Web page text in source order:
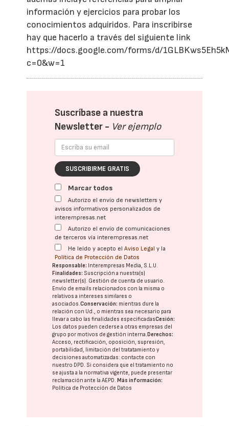
información y ejercicios para probar los
conocimientos adquiridos. Para inscribirse
hay que hacerlo a través del siguiente link
https://docs.google.com/forms/d/
c=0&w=1
Suscríbase a nuestra
Newsletter - Ver ejemplo
SUSCRIBIRME GRATIS
Marcar todos
Autorizo el envío de newsletters y
avisos informativos personalizados de
interempresas.net
Autorizo el envío de comunicaciones
de terceros vía interempresas.net
He leído y acepto elAviso Legal y la
Política de Protección de Datos
Responsable: Interempresas Media, S.L.U.
Finalidades: Suscripción a nuestra(s)
newsletter(s). Gestión de cuenta de usuario.
Envío de emails relacionados con la misma o
relativos a intereses similares o
asociados.Conservación: mientras dure la
relación con Ud., o mientras sea necesario para
llevar a cabo las finalidades especificadasCesión:
Los datos pueden cederse a otras empresas del
grupo por motivos de gestión interna.Derechos:
Acceso, rectificación, oposición, supresión,
portabilidad, limitación del tratatamiento y
decisiones automatizadas: contacte con
nuestro DPD. Si considera que el tratamiento no
se ajusta a la normativa vigente, puede presentar
reclamación ante laAEPD.Más información:
Política de Protección de Datos